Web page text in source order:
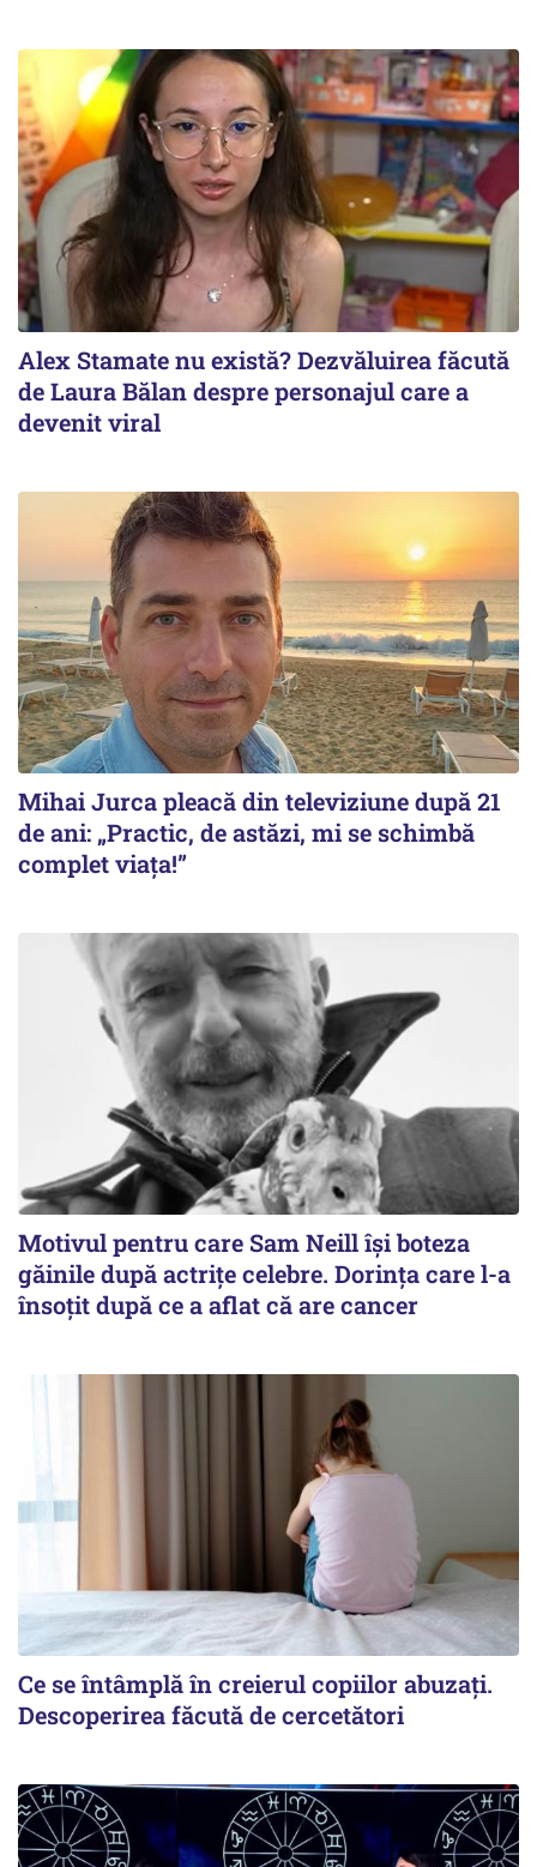
Alex Stamate nu există? Dezvăluirea făcută
de Laura Bălan despre personajul care a
devenit viral
Mihai Jurca pleacă din televiziune după 21
de ani: „Practic, de astăzi, mi se schimbă
complet viața!”
Motivul pentru care Sam Neill își boteza
găinile după actrițe celebre. Dorința care l-a
însoțit după ce a aflat că are cancer
Ce se întâmplă în creierul copiilor abuzați.
Descoperirea făcută de cercetători